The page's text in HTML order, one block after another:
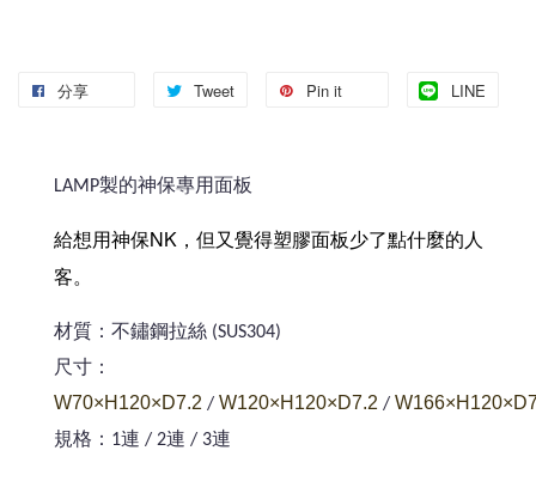
分享 Tweet Pin it LINE
LAMP製的神保專用面板
給想用神保NK，但又覺得塑膠面板少了點什麼的人
客。
材質：不鏽鋼拉絲 (SUS304)
尺寸：
W70×H120×D7.2 / W120×H120×D7.2 /
規格：1連 / 2連 / 3連